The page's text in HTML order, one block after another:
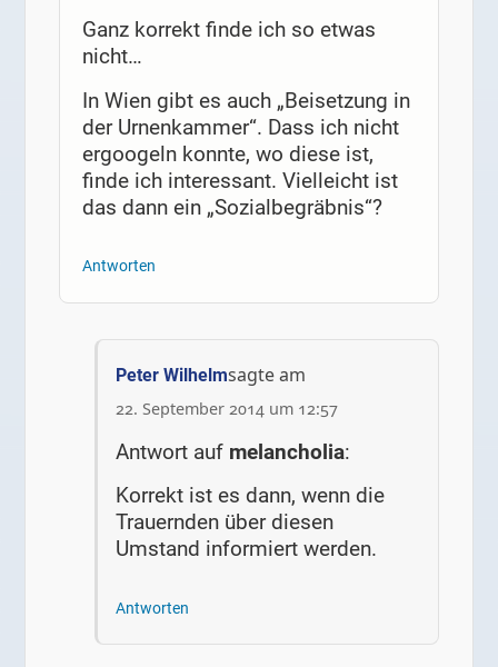
Ganz korrekt finde ich so etwas
nicht…
In Wien gibt es auch „Beisetzung in
der Urnenkammer“. Dass ich nicht
ergoogeln konnte, wo diese ist,
finde ich interessant. Vielleicht ist
das dann ein „Sozialbegräbnis“?
Antworten
Peter Wilhelmsagte am
22. September 2014 um 12:57
Antwort auf melancholia:
Korrekt ist es dann, wenn die
Trauernden über diesen
Umstand informiert werden.
Antworten